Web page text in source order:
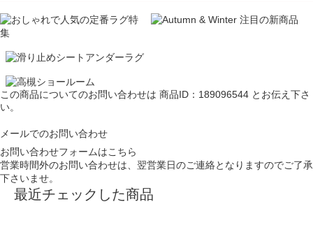
この商品についてのお問い合わせは 商品ID：189096544 とお伝え下さ
い。
メールでのお問い合わせ
お問い合わせフォームはこちら
営業時間外のお問い合わせは、翌営業日のご連絡となりますのでご了承
下さいませ。
最近チェックした商品